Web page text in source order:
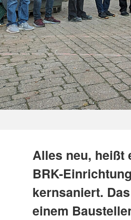
Alles neu, heißt
BRK-
kernsaniert.
einem